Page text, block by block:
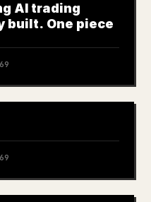
AI trading
built. One piece